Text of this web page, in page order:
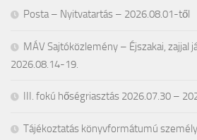
Posta – Nyitvatartás – 2026.08.01-től
MÁV Sajtóközlemény – Éjszakai, zajjal
2026.08.14-19.
III. fokú hőségriasztás 2026.07.30 –
Tájékoztatás könyvformátumú